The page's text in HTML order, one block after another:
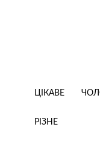
ЦІКАВЕ
РІЗНЕ